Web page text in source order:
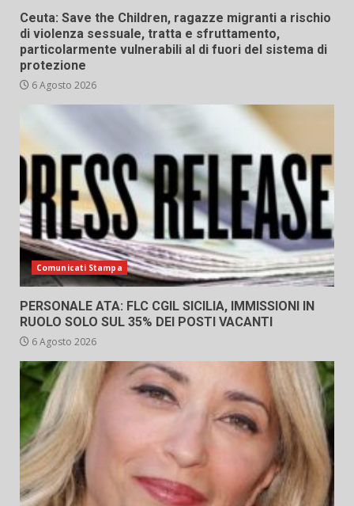
Ceuta: Save the Children, ragazze migranti a rischio
di violenza sessuale, tratta e sfruttamento,
particolarmente vulnerabili al di fuori del sistema di
protezione
6 Agosto 2026
Comunicati Stampa
PERSONALE ATA: FLC CGIL SICILIA, IMMISSIONI IN
RUOLO SOLO SUL 35% DEI POSTI VACANTI
6 Agosto 2026